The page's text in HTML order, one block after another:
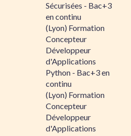
Sécurisées - Bac+3
en continu
(Lyon) Formation
Concepteur
Développeur
d'Applications
Python - Bac+3 en
continu
(Lyon) Formation
Concepteur
Développeur
d'Applications